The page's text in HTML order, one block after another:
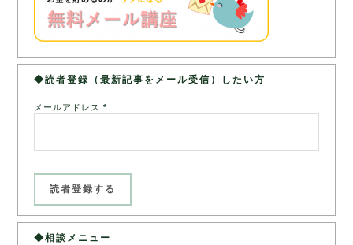
◆読者登録（最新記事をメール受信）したい方
メールアドレス*
◆相談メニュー